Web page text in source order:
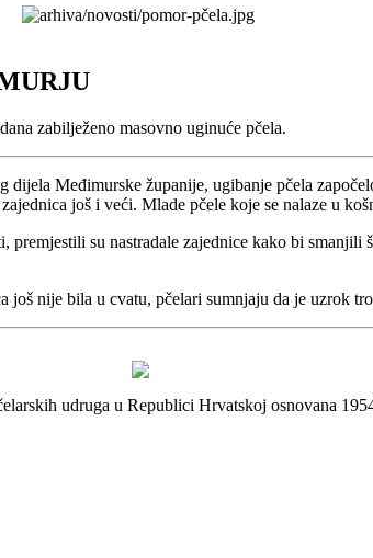
zabilježeno masovno uginuće pčela.
dijela Međimurske županije, ugibanje pčela
još i veći. Mlade pčele koje se nalaze u
su nastradale zajednice kako bi
još nije bila u cvatu, pčelari sumnjaju da je uzrok
udruga u Republici Hrvatskoj osnovana